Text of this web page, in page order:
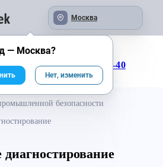
Москва
8 800 333-25-40
безопасности
диагностирование
— Москва?
Нет, изменить